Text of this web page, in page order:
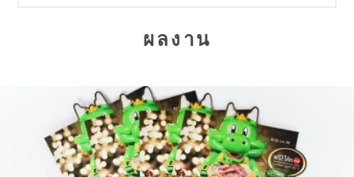
ผลงาน